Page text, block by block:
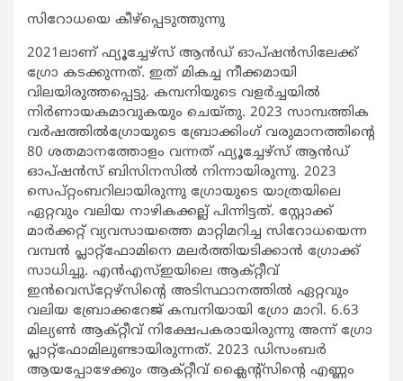
സിറോധയെ കീഴ്‌പ്പെടുത്തുന്നു
2021ലാണ് ഫ്യൂച്ചേഴ്‌സ് ആന്‍ഡ് ഓപ്ഷന്‍സിലേക്ക്
ഗ്രോ കടക്കുന്നത്. ഇത് മികച്ച നീക്കമായി
വിലയിരുത്തപ്പെട്ടു. കമ്പനിയുടെ വളര്‍ച്ചയില്‍
നിര്‍ണായകമാവുകയും ചെയ്തു. 2023 സാമ്പത്തിക
വര്‍ഷത്തില്‍ഗ്രോയുടെ ബ്രോക്കിംഗ് വരുമാനത്തിന്റെ
80 ശതമാനത്തോളം വന്നത് ഫ്യൂച്ചേഴ്‌സ് ആന്‍ഡ്
ഓപ്ഷന്‍സ് ബിസിനസില്‍ നിന്നായിരുന്നു. 2023
സെപ്റ്റംബറിലായിരുന്നു ഗ്രോയുടെ യാത്രയിലെ
ഏറ്റവും വലിയ നാഴികക്കല്ല് പിന്നിട്ടത്. സ്റ്റോക്ക്
മാര്‍ക്കറ്റ് വ്യവസായത്തെ മാറ്റിമറിച്ച സിറോധയെന്ന
വമ്പന്‍ പ്ലാറ്റ്‌ഫോമിനെ മലര്‍ത്തിയടിക്കാന്‍ ഗ്രോക്ക്
സാധിച്ചു. എന്‍എസ്ഇയിലെ ആക്റ്റീവ്
ഇന്‍വെസ്‌റ്റേഴ്‌സിന്റെ അടിസ്ഥാനത്തില്‍ ഏറ്റവും
വലിയ ബ്രോക്കറേജ് കമ്പനിയായി ഗ്രോ മാറി. 6.63
മില്യണ്‍ ആക്റ്റീവ് നിക്ഷേപകരായിരുന്നു അന്ന് ഗ്രോ
പ്ലാറ്റ്‌ഫോമിലുണ്ടായിരുന്നത്. 2023 ഡിസംബര്‍
ആയപ്പോഴേക്കും ആക്റ്റീവ് ക്ലൈന്റ്‌സിന്റെ എണ്ണം